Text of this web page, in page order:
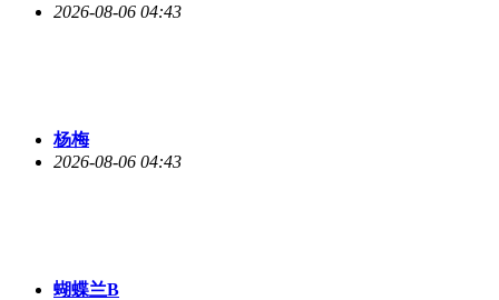
2026-08-06 04:43
杨梅
2026-08-06 04:43
蝴蝶兰B